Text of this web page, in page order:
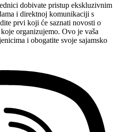
dobivate pristup ekskluzivnim
i direktnoj komunikaciji s
prvi koji će saznati novosti o
organizujemo. Ovo je vaša
i obogatite svoje sajamsko